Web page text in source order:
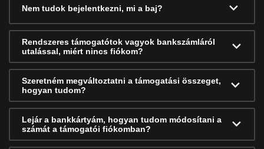
Nem tudok bejelentkezni, mi a baj?
Rendszeres támogatótok vagyok bankszámláról
utalással, miért nincs fiókom?
Szeretném megváltoztatni a támogatási összeget,
hogyan tudom?
Lejár a bankkártyám, hogyan tudom módosítani a
számát a támogatói fiókomban?